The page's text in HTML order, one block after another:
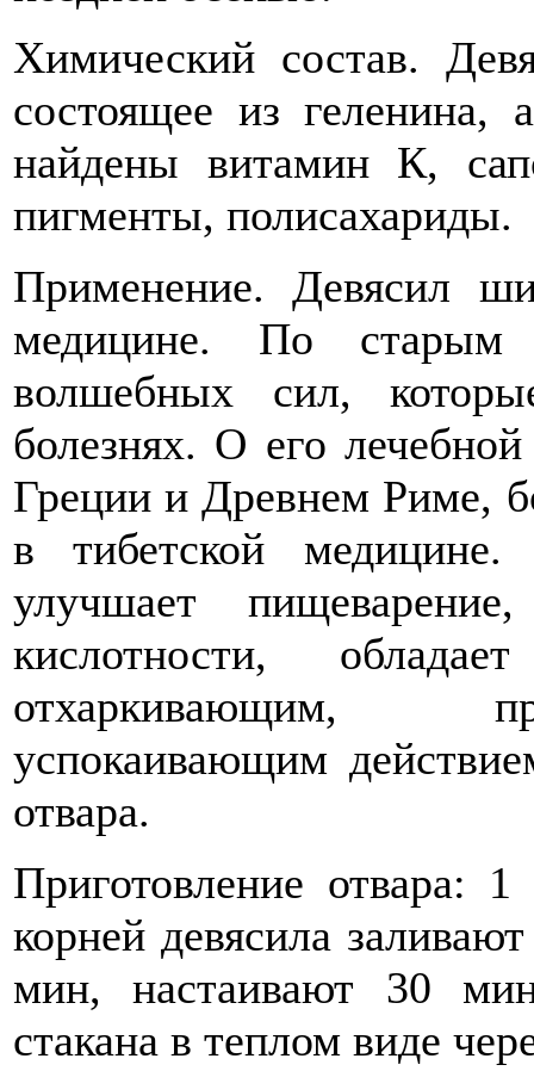
Химический состав.
состоящее из геленина,
найдены витамин К,
пигменты, полисахариды.
Применение. Девясил
медицине. По старым
волшебных сил,
болезнях. О его
Греции и Древнем Риме,
в тибетской медицине.
улучшает
кислотности,
отхаркивающим,
успокаивающим
отвара.
Приготовление отвара:
корней девясила
мин, настаивают 30
стакана в теплом виде